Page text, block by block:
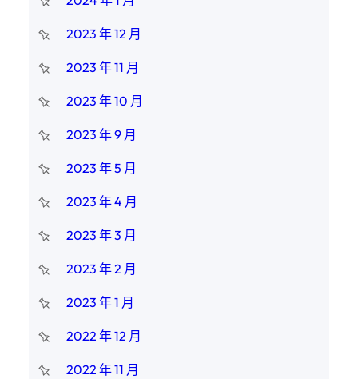
2023 年 12 月
2023 年 11 月
2023 年 10 月
2023 年 9 月
2023 年 5 月
2023 年 4 月
2023 年 3 月
2023 年 2 月
2023 年 1 月
2022 年 12 月
2022 年 11 月